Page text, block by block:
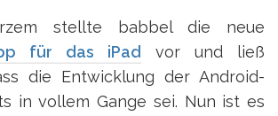
stellte babbel die neue
für das iPad vor und ließ
die Entwicklung der Android-
in vollem Gange sei. Nun ist es